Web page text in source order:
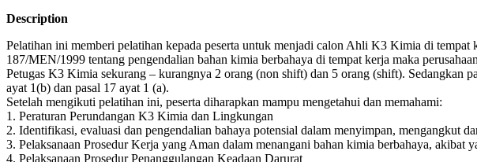
Description
Pelatihan ini memberi pelatihan kepada peserta untuk menjadi calon Ahli K3 Kimia di
187/MEN/1999 tentang pengendalian bahan kimia berbahaya di tempat kerja maka
Petugas K3 Kimia sekurang – kurangnya 2 orang (non shift) dan 5 orang (shift). Sedangkan
ayat 1(b) dan pasal 17 ayat 1 (a).
Setelah mengikuti pelatihan ini, peserta diharapkan mampu mengetahui dan memahami:
1. Peraturan Perundangan K3 Kimia dan Lingkungan
2. Identifikasi, evaluasi dan pengendalian bahaya potensial dalam menyimpan, mengangkut
3. Pelaksanaan Prosedur Kerja yang Aman dalam menangani bahan kimia berbahaya,
4. Pelaksanaan Prosedur Penanggulangan Keadaan Darurat